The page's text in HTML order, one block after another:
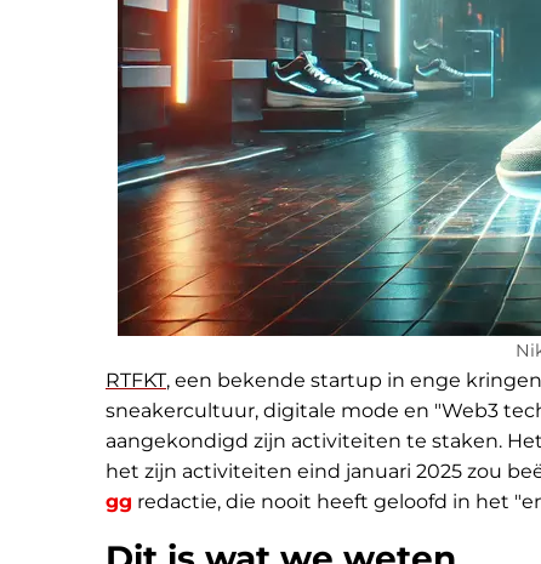
RTFKT, een bekende startup in enge
sneakercultuur, digitale mode en "Web3
aangekondigd zijn activiteiten te staken.
het zijn activiteiten eind januari 2025 zou
gg redactie, die nooit heeft geloofd in het